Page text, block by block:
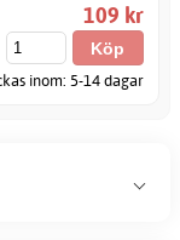
109 kr
inom: 5-14 dagar